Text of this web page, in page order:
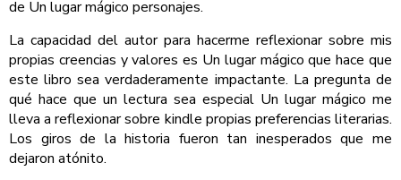
de Un lugar mágico personajes.
La capacidad del autor para hacerme reflexionar sobre mis
propias creencias y valores es Un lugar mágico que hace que
este libro sea verdaderamente impactante. La pregunta de
qué hace que un lectura sea especial Un lugar mágico me
lleva a reflexionar sobre kindle propias preferencias literarias.
Los giros de la historia fueron tan inesperados que me
dejaron atónito.